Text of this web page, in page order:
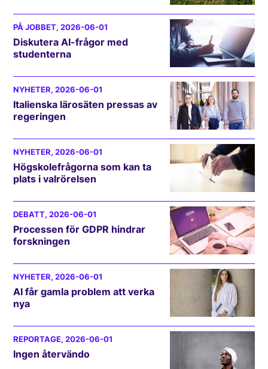
PÅ JOBBET, 2026-06-01
Diskutera AI-frågor med
studenterna
NYHETER, 2026-06-01
Italienska lärosäten pressas av
regeringen
NYHETER, 2026-06-01
Högskolefrågorna som kan ta
plats i valrörelsen
DEBATT, 2026-06-01
Processen för GDPR hindrar
forskningen
NYHETER, 2026-06-01
AI får gamla problem att verka
nya
REPORTAGE, 2026-06-01
Ingen återvändo